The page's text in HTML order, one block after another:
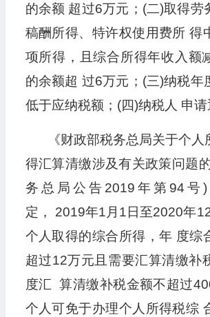
的余额 超过6万元；(二)取得劳
稿酬所得、特许权使用费所 得
项所得，且综合所得年收入额
的余额超 过6万元；(三)纳税年
低于应纳税额；(四)纳税人 申请
《财政部税务总局关于个
得汇算清缴涉及有关政策问题
务总局公告2019年第94号
定， 2019年1月1日至2020年
个人取得的综合所得，年 度综
超过12万元且需要汇算清缴补
度汇 算清缴补税金额不超过
个人可免于办理个人所得税综